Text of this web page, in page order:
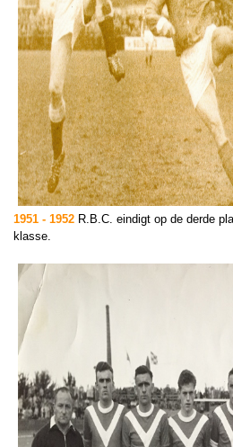
1951 - 1952 R.B.C. eindigt op de derde
klasse.